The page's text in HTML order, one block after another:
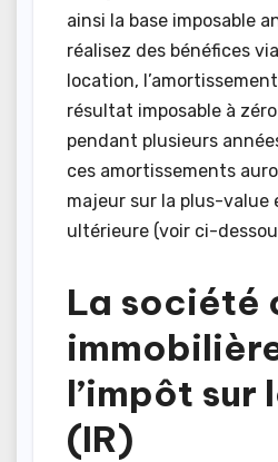
ainsi la base imposable
réalisez des bénéfices
location,
résultat imposable à
pendant plusieurs
ces amortissements
majeur sur la plus-value
ultérieure (voir ci-
La société
l’impôt sur
(IR)